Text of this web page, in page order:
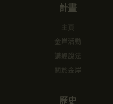
計畫
主頁
金岸活動
講經說法
關於金岸
歷史